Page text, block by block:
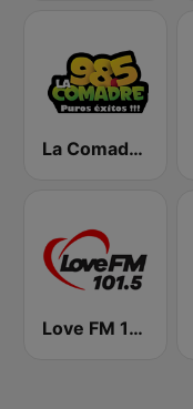
La Comadre 98.5 FM
Love FM 101.5